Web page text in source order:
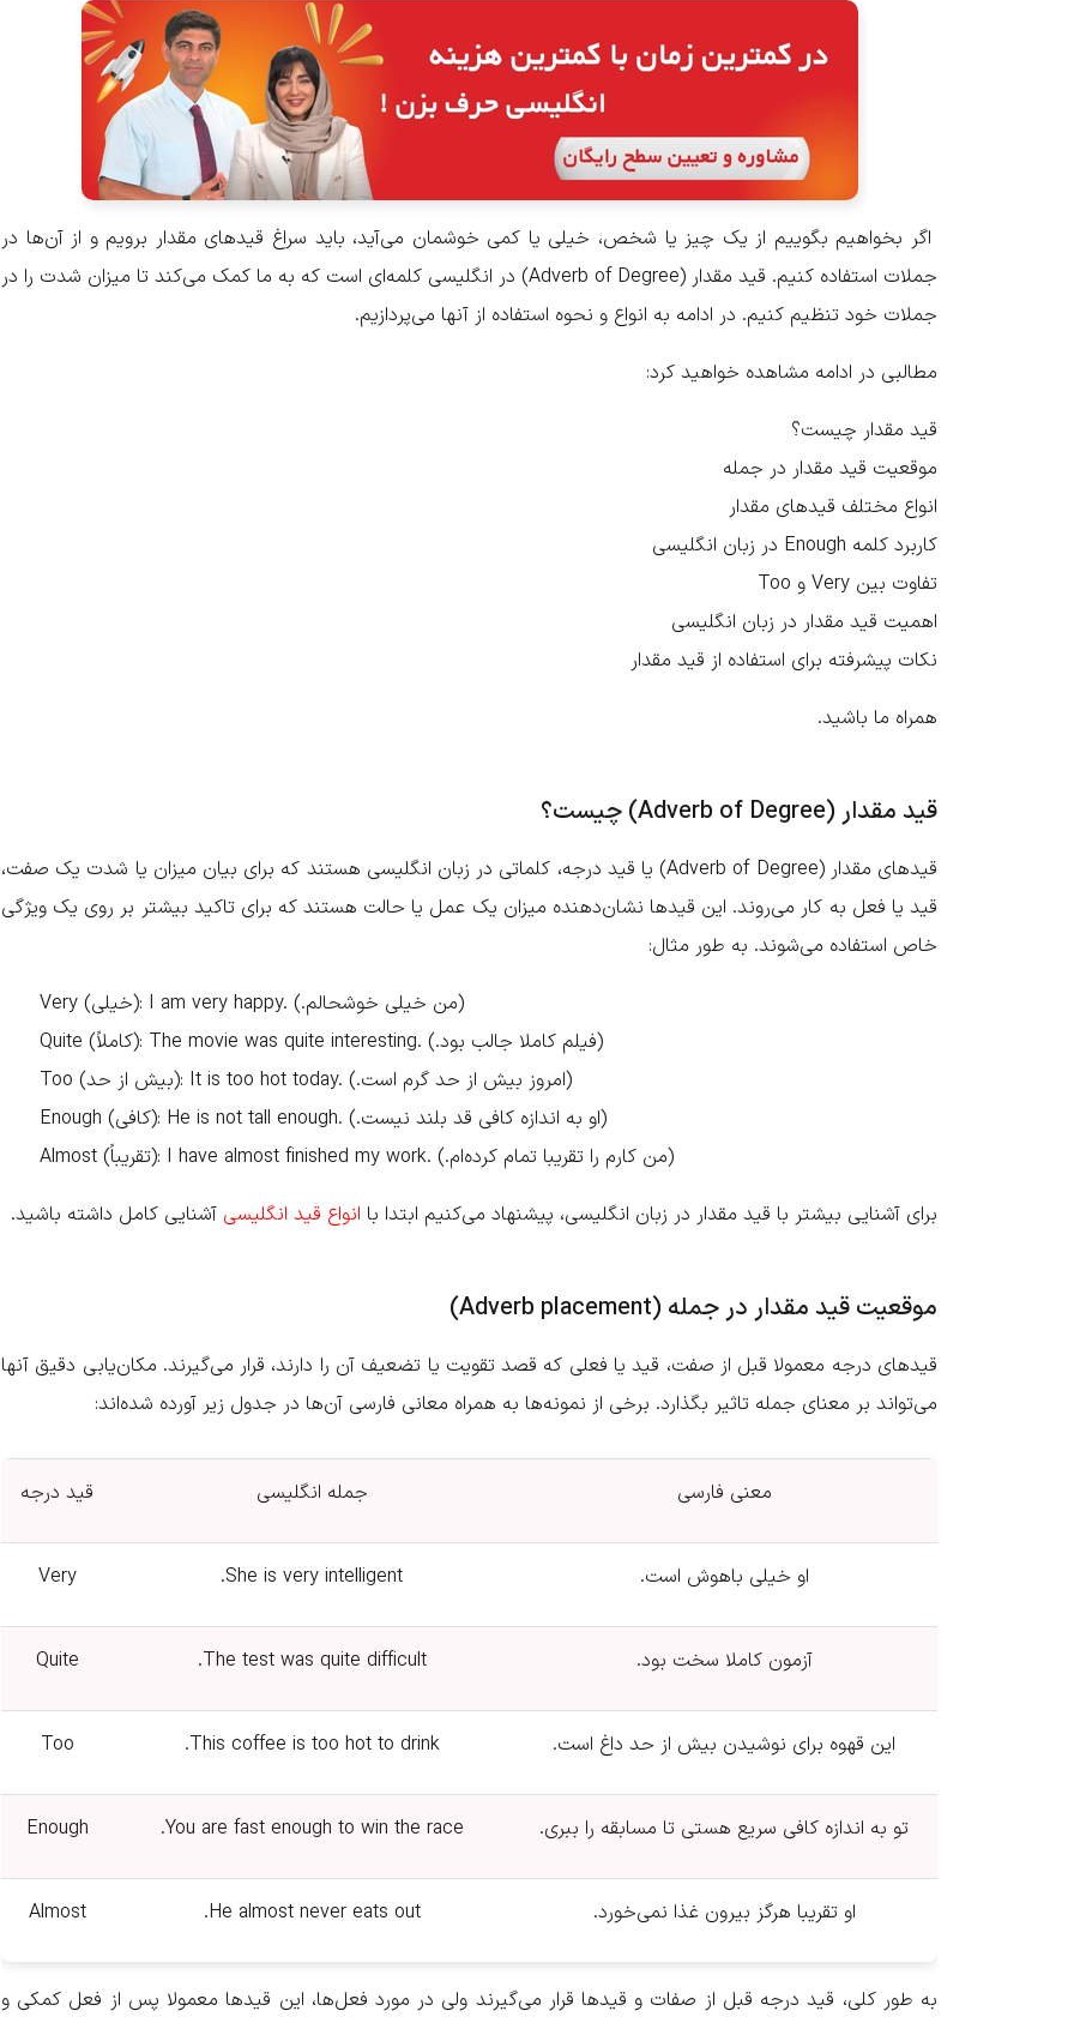
اگر بخواهیم بگوییم از یک چیز یا شخص، خیلی یا کمی خوشمان می‌آید، باید سراغ قیدهای مقدار برویم و از آن‌ها در
جملات استفاده کنیم. قید مقدار (Adverb of Degree) در انگلیسی کلمه‌ای است که به ما کمک می‌کند تا میزان شدت را در
جملات خود تنظیم کنیم. در ادامه به انواع و نحوه استفاده از آنها می‌پردازیم.
مطالبی در ادامه مشاهده خواهید کرد:
قید مقدار چیست؟
موقعیت قید مقدار در جمله
انواع مختلف قیدهای مقدار
کاربرد کلمه Enough در زبان انگلیسی
تفاوت بین Very و Too
اهمیت قید مقدار در زبان انگلیسی
نکات پیشرفته برای استفاده از قید مقدار
همراه ما باشید.
قید مقدار (Adverb of Degree) چیست؟
قیدهای مقدار (Adverb of Degree) یا قید درجه، کلماتی در زبان انگلیسی هستند که برای بیان میزان یا شدت یک صفت،
قید یا فعل به کار می‌روند. این قیدها نشان‌دهنده‌ میزان یک عمل یا حالت هستند که برای تاکید بیشتر بر روی یک ویژگی
خاص استفاده می‌شوند. به طور مثال:
Very (خیلی): I am very happy. (.من خیلی خوشحالم)
Quite (کاملاً): The movie was quite interesting. (.فیلم کاملا جالب بود)
Too (بیش از حد): It is too hot today. (.امروز بیش از حد گرم است)
Enough (کافی): He is not tall enough. (.او به اندازه کافی قد بلند نیست)
Almost (تقریباً): I have almost finished my work. (.من کارم را تقریبا تمام کرده‌ام)
برای آشنایی بیشتر با قید مقدار در زبان انگلیسی، پیشنهاد می‌کنیم ابتدا با انواع قید انگلیسی آشنایی کامل داشته باشید.
موقعیت قید مقدار در جمله (Adverb placement)
قیدهای درجه معمولا قبل از صفت، قید یا فعلی که قصد تقویت یا تضعیف آن را دارند، قرار می‌گیرند. مکان‌یابی دقیق آنها
می‌تواند بر معنای جمله تاثیر بگذارد. برخی از نمونه‌ها به همراه معانی فارسی آن‌ها در جدول زیر آورده شده‌اند:
قید درجه جمله انگلیسی معنی فارسی
Very She is very intelligent. .او خیلی باهوش است
Quite The test was quite difficult. .آزمون کاملا سخت بود
Too This coffee is too hot to drink. .این قهوه برای نوشیدن بیش از حد داغ است
Enough You are fast enough to win the race. .تو به اندازه کافی سریع هستی تا مسابقه را ببری
Almost He almost never eats out. .او تقریبا هرگز بیرون غذا نمی‌خورد
به طور کلی، قید درجه قبل از صفات و قیدها قرار می‌گیرند ولی در مورد فعل‌ها، این قیدها معمولا پس از فعل کمکی و